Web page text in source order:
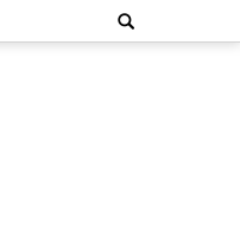
Search
for: